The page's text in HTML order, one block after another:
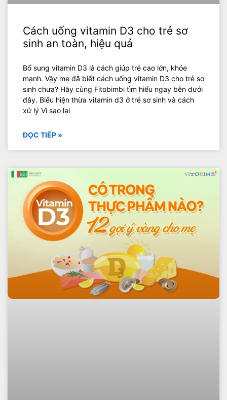
Cách uống vitamin D3 cho trẻ sơ
sinh an toàn, hiệu quả
Bổ sung vitamin D3 là cách giúp trẻ cao lớn, khỏe
mạnh. Vậy mẹ đã biết cách uống vitamin D3 cho trẻ sơ
sinh chưa? Hãy cùng Fitobimbi tìm hiểu ngay bên dưới
đây. Biểu hiện thừa vitamin d3 ở trẻ sơ sinh và cách
xử lý Vì sao lại
ĐỌC TIẾP »